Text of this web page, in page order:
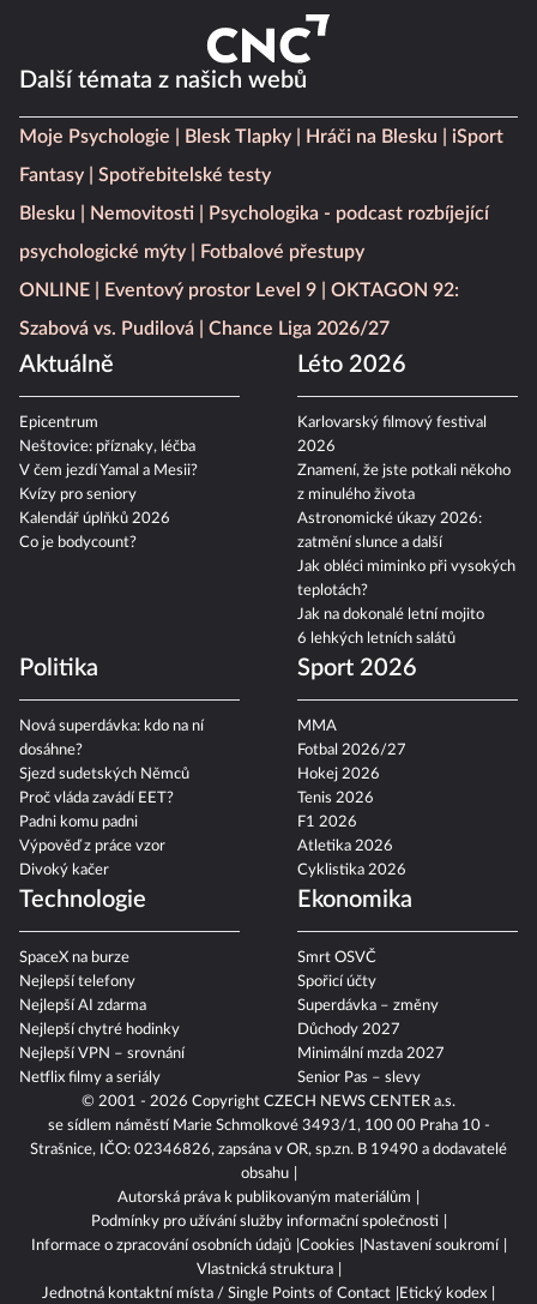
© 2001 - 2026 Copyright CZECH NEWS CENTER a.s.
se sídlem náměstí Marie Schmolkové 3493/1, 100 00 Praha 10 -
Strašnice, IČO: 02346826, zapsána v OR, sp.zn. B 19490 a dodavatelé
obsahu
Autorská práva k publikovaným materiálům
Podmínky pro užívání služby informační společnosti
Informace o zpracování osobních údajů Cookies
Nastavení soukromí
Vlastnická struktura
Jednotná kontaktní místa / Single Points of Contact
Etický kodex
Další témata z našich webů
Moje Psychologie Blesk Tlapky Hráči na Blesku
iSport
Fantasy
Spotřebitelské testy
Blesku
Nemovitosti
Psychologika - podcast rozbíjející
psychologické mýty
Fotbalové přestupy
ONLINE
Eventový prostor Level 9
OKTAGON 92:
Szabová vs. Pudilová
Chance Liga 2026/27
Aktuálně
Epicentrum
Neštovice: příznaky, léčba
V čem jezdí Yamal a Mesii?
Kvízy pro seniory
Kalendář úplňků 2026
Co je bodycount?
Léto 2026
Karlovarský filmový festival
2026
Znamení, že jste potkali někoho
z minulého života
Astronomické úkazy 2026:
zatmění slunce a další
Jak obléci miminko při vysokých
teplotách?
Jak na dokonalé letní mojito
6 lehkých letních salátů
Politika
Nová superdávka: kdo na ní
dosáhne?
Sjezd sudetských Němců
Proč vláda zavádí EET?
Padni komu padni
Výpověď z práce vzor
Divoký kačer
Sport 2026
MMA
Fotbal 2026/27
Hokej 2026
Tenis 2026
F1 2026
Atletika 2026
Cyklistika 2026
Technologie
SpaceX na burze
Nejlepší telefony
Nejlepší AI zdarma
Nejlepší chytré hodinky
Nejlepší VPN – srovnání
Netflix filmy a seriály
Ekonomika
Smrt OSVČ
Spořicí účty
Superdávka – změny
Důchody 2027
Minimální mzda 2027
Senior Pas – slevy